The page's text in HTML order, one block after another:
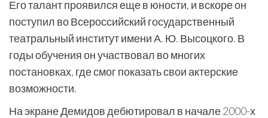
Его талант проявился еще в юности, и вскоре он
поступил во Всероссийский государственный
театральный институт имени А. Ю. Высоцкого. В
годы обучения он участвовал во многих
постановках, где смог показать свои актерские
возможности.
На экране Демидов дебютировал в начале 2000-х